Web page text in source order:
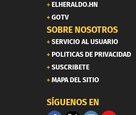
ELHERALDO.HN
GOTV
SOBRE NOSOTROS
SERVICIO AL USUARIO
POLITICAS DE PRIVACIDAD
SUSCRIBETE
MAPA DEL SITIO
SÍGUENOS EN